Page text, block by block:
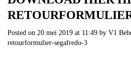
Posted on 20 mei 2019 at 11:49 by V1
retourformulier-segafredo-3